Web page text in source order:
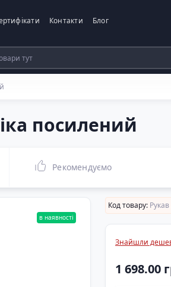
Контакти Блог
посилений
Рекомендуємо
в наявності
Код товару:
Знайшли
1 698.00